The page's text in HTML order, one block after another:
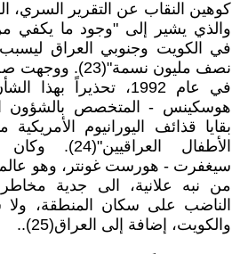
والذي يشير إلى "وجود ما يكفي من
في الكويت وجنوبي العراق
نصف مليون
في عام 1992، تحذيراً
هوسكينس - المتخصص بالشؤون
بقايا قذائف اليورانيوم
الأطفال
سيغفرت - هورست غونتر، وهو
من نبه علانية، الى جدية مخاطر
الناضب على سكان المنطقة، ولا
والكويت، إضافة إلى العراق(25)..